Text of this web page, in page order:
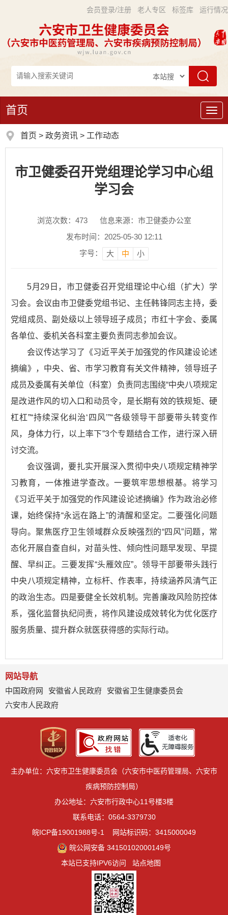
会员登录/注册 老人专区 标签库 运行情况
导
首页
首页 > 政务资讯 > 工作动态
市卫健委召开党组理论学习中心组
学习会
浏览次数： 473
信息来源：市卫健委办公室
发布时间：2025-05-30 12:11
字号：
大 中 小
5月29日，市卫健委召开党组理论中心组（扩大）学
习会。会议由市卫健委党组书记、主任韩锋同志主持，委
党组成员、副处级以上领导班子成员；市红十字会、委属
各单位、委机关各科室主要负责同志参加会议。
会议传达学习了《习近平关于加强党的作风建设论述
摘编》，中央、省、市学习教育有关文件精神，领导班子
成员及委属有关单位（科室）负责同志围绕“中央八项规定
是改进作风的切入口和动员令，是长期有效的铁规矩、硬
杠杠”“持续深化纠治‘四风’”“各级领导干部要带头转变作
风，身体力行，以上率下”3个专题结合工作，进行深入研
讨交流。
会议强调，要扎实开展深入贯彻中央八项规定精神学
习教育，一体推进学查改。一要筑牢思想根基。将学习
《习近平关于加强党的作风建设论述摘编》作为政治必修
课，始终保持“永远在路上”的清醒和坚定。二要强化问题
导向。聚焦医疗卫生领域群众反映强烈的“四风”问题，常
态化开展自查自纠，对苗头性、倾向性问题早发现、早提
醒、早纠正。三要发挥“头雁效应”。领导干部要带头践行
中央八项规定精神，立标杆、作表率，持续涵养风清气正
的政治生态。四是要健全长效机制。完善廉政风险防控体
系，强化监督执纪问责，将作风建设成效转化为优化医疗
服务质量、提升群众就医获得感的实际行动。
网站导航
中国政府网
安徽省人民政府
安徽省卫生健康委员会
六安市人民政府
主办单位：六安市卫生健康委员会（六安市中医药管理局、六安市
疾病预防控制局）
办公地址：六安市行政中心11号楼3楼
联系电话：0564-3379730
皖ICP备19001988号-1
网站标识码：3415000049
皖公网安备 34150102000149号
本站已支持IPV6访问
站点地图